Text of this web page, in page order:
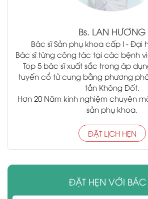
Bs. LAN HƯƠNG
Bác sĩ Sản phụ khoa cấp I - Đại
Bác sĩ từng công tác tại các bệnh
Top 5 bác sĩ xuất sắc trong áp
tuyến cổ tử cung bằng phương
tần Không Đốt.
Hơn 20 Năm kinh nghiệm chuyên
sản phụ khoa.
ĐẶT LỊCH HẸN
ĐẶT HẸN VỚI BÁC